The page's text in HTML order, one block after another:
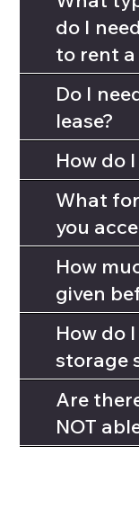
do I
to rent a
Do I
lease?
How do
What
you
How
given
How do
storage
Are
NOT